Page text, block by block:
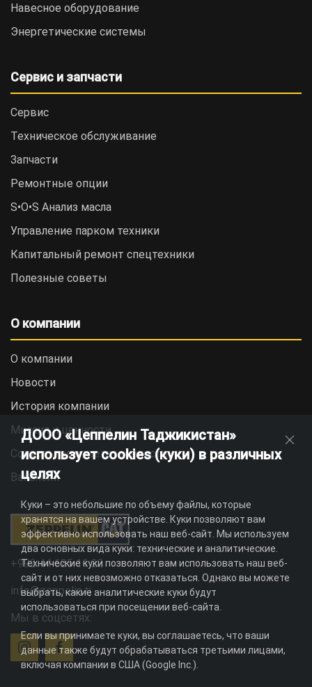
Навесное оборудование
Энергетические системы
Сервис и запчасти
Сервис
Техническое обслуживание
Запчасти
Ремонтные опции
S•O•S Анализ масла
Управление парком техники
Капитальный ремонт спецтехники
Полезные советы
О компании
О компании
Новости
История компании
Миссия и ценности
Социальная ответственность
Вакансии
+992 44 625 11 22
info@zeppelin.tj
Мы в соцсетях:
ДООО «Цеппелин Таджикистан»
использует cookies (куки) в различных
целях
Куки – это небольшие по объему файлы, которые
хранятся на вашем устройстве. Куки позволяют вам
эффективно использовать наш веб-сайт. Мы используем
два основных вида куки: технические и аналитические.
Технические куки позволяют вам использовать наш веб-
сайт и от них невозможно отказаться. Однако вы можете
выбрать, какие аналитические куки будут
использоваться при посещении веб-сайта.
Если вы принимаете куки, вы соглашаетесь, что ваши
данные также будут обрабатываться третьими лицами,
включая компании в США (Google Inc.).